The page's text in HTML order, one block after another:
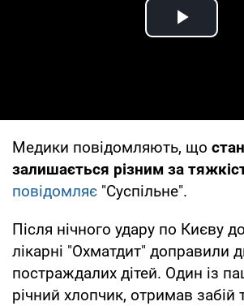
Play
Медики повідомляють, що
залишається різним за
повідомляє "Суспільне".
Після нічного удару по Києву
лікарні "Охматдит" доправили
постраждалих дітей. Один із
річний хлопчик, отримав забій